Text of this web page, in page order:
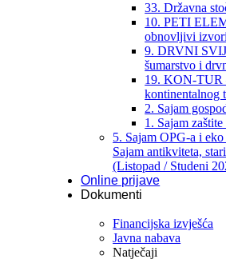
33. Državna
10. PETI
obnovljivi
9. DRVNI
šumarstvo i
19. KON-TUR
kontinentalnog
2. Sajam
1. Sajam
5. Sajam OPG-a i
Sajam antikviteta,
(Listopad / Studeni
Online prijave
Dokumenti
Financijska izvješća
Javna nabava
Natječaji